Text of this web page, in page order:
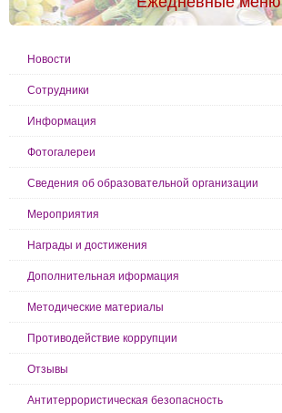
Новости
Сотрудники
Информация
Фотогалереи
Сведения об образовательной организации
Мероприятия
Награды и достижения
Дополнительная иформация
Методические материалы
Противодействие коррупции
Отзывы
Антитеррористическая безопасность